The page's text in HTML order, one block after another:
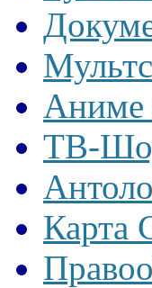
Аниме
ТВ-
Карта